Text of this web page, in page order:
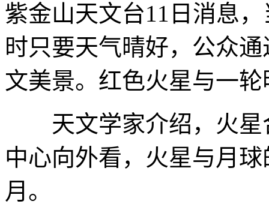
紫金山天文台11日消息
时只要天气晴好，公众
文美景。红色火星与一
天文学家介绍，火星
中心向外看，火星与月
月。